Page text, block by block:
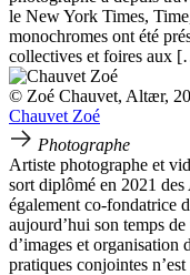
le New York Times,
monochromes ont été
collectives et foires aux
© Zoé Chauvet, Altær,
Chauvet Zoé
Photographe
Artiste photographe et
sort diplômé en 2021
également co-fondatrice
aujourd’hui son temps
d’images et organisation
pratiques conjointes